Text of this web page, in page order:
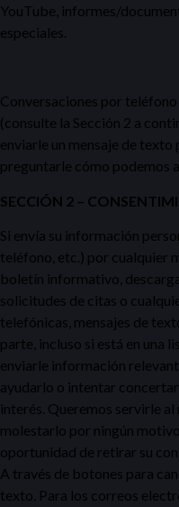
YouTube, informes/
especiales.
Conversaciones por
(consulte la Sección 2 a
enviarle un mensaje de
preguntarle cómo podemos
SECCIÓN 2 –
Si envía su información
teléfono, etc.) por cualquier
boletín informativo,
solicitudes de citas o
telefónicas, mensajes de
parte, incluso si está en una
enviarle información
ayudarlo o intentar
interés. Queremos servirle
molestarlo por ningún
oportunidad de retirar su
A través de botones para
texto. Para los correos